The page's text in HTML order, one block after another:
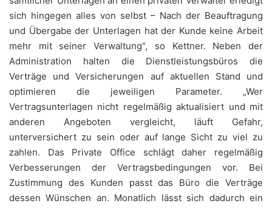
sich hingegen alles von selbst – Nach der Beauftragung
und Übergabe der Unterlagen hat der Kunde keine Arbeit
mehr mit seiner Verwaltung“, so Kettner. Neben der
Administration halten die Dienstleistungsbüros die
Verträge und Versicherungen auf aktuellen Stand und
optimieren die jeweiligen Parameter. „Wer
Vertragsunterlagen nicht regelmäßig aktualisiert und mit
anderen Angeboten vergleicht, läuft Gefahr,
unterversichert zu sein oder auf lange Sicht zu viel zu
zahlen. Das Private Office schlägt daher regelmäßig
Verbesserungen der Vertragsbedingungen vor. Bei
Zustimmung des Kunden passt das Büro die Verträge
dessen Wünschen an. Monatlich lässt sich dadurch ein